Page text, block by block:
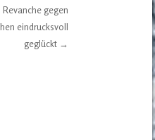
Revanche gegen
eindrucksvoll
geglückt →